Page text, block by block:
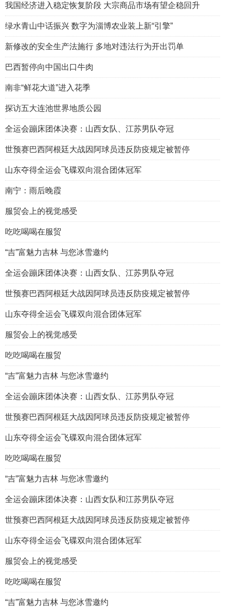
我国经济进入稳定恢复阶段 大宗商品市场有望企稳回升
绿水青山中话振兴 数字为淄博农业装上新“引擎”
新修改的安全生产法施行 多地对违法行为开出罚单
巴西暂停向中国出口牛肉
南非“鲜花大道”进入花季
探访五大连池世界地质公园
全运会蹦床团体决赛：山西女队、江苏男队夺冠
世预赛巴西阿根廷大战因阿球员违反防疫规定被暂停
山东夺得全运会飞碟双向混合团体冠军
南宁：雨后晚霞
服贸会上的视觉感受
吃吃喝喝在服贸
“吉”富魅力吉林 与您冰雪邀约
全运会蹦床团体决赛：山西女队、江苏男队夺冠
世预赛巴西阿根廷大战因阿球员违反防疫规定被暂停
山东夺得全运会飞碟双向混合团体冠军
服贸会上的视觉感受
吃吃喝喝在服贸
“吉”富魅力吉林 与您冰雪邀约
全运会蹦床团体决赛：山西女队、江苏男队夺冠
世预赛巴西阿根廷大战因阿球员违反防疫规定被暂停
山东夺得全运会飞碟双向混合团体冠军
吃吃喝喝在服贸
“吉”富魅力吉林 与您冰雪邀约
全运会蹦床团体决赛：山西女队和江苏男队夺冠
世预赛巴西阿根廷大战因阿球员违反防疫规定被暂停
山东夺得全运会飞碟双向混合团体冠军
服贸会上的视觉感受
吃吃喝喝在服贸
“吉”富魅力吉林 与您冰雪邀约